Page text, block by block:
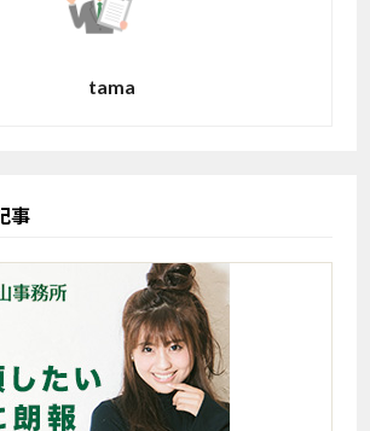
tama
事